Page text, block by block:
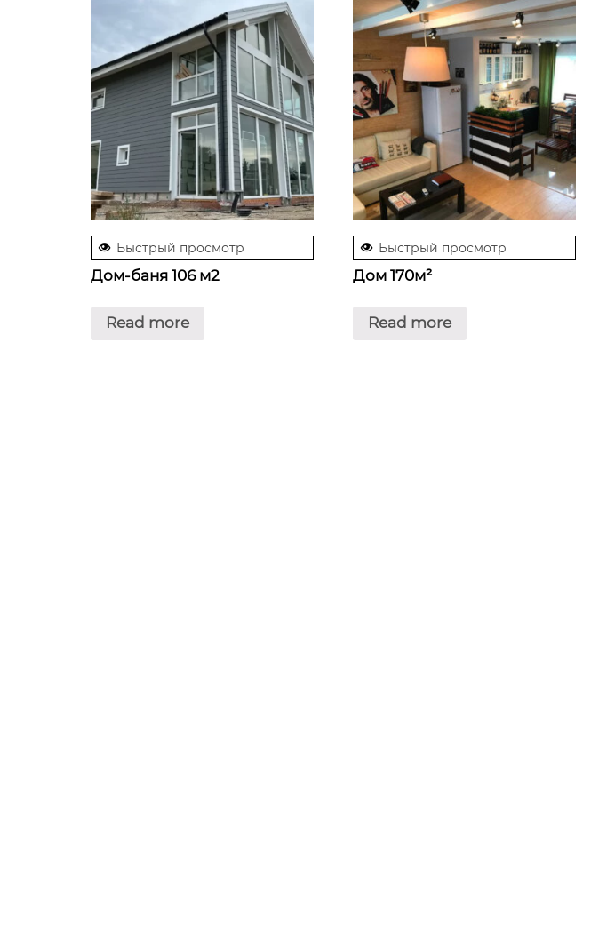
Быстрый просмотр
Дом-баня 106 м2
Read more
Быстрый просмотр
Дом 170м²
Read more